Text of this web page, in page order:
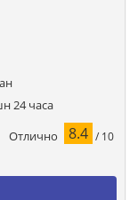
24 часа
Отлично 8.4 / 10